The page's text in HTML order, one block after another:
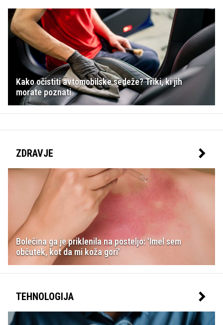
Kako očistiti avtomobilske sedeže? Triki, ki jih
morate poznati
ZDRAVJE
Bolečina ga je priklenila na posteljo: 'Imel sem
občutek, kot da mi koža gori'
TEHNOLOGIJA